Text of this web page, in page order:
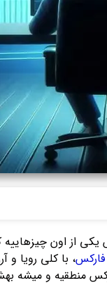
یکی از اون
، با کلی رویا و
منطقیه و میشه